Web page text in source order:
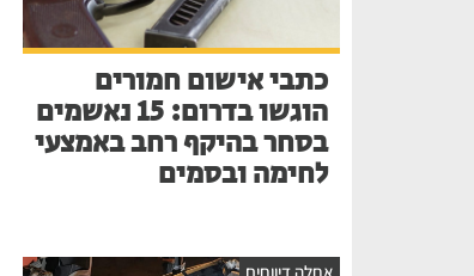
כתבי אישום חמורים
הוגשו בדרום: 15 נאשמים
בסחר בהיקף רחב באמצעי
לחימה ובסמים